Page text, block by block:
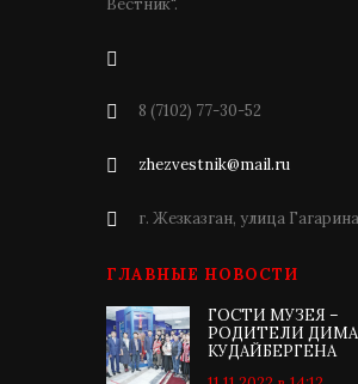
Вестник".
8 (7102) 77-30-52
zhezvestnik@mail.ru
г. Жезказган, улица
ГЛАВНЫЕ НОВОСТИ
ГОСТИ МУЗЕЯ –
РОДИТЕЛИ
КУДАЙБЕРГЕНА